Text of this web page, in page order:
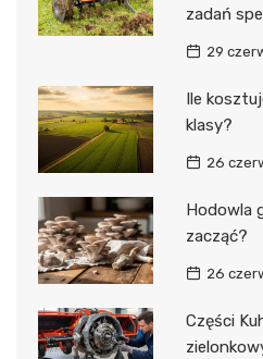
zadań
29
Ile
klasy?
26
Hodowla
zacząć?
26
Części